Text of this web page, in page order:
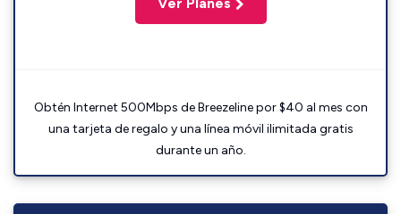
Obtén Internet 500Mbps de Breezeline por $40 al mes con
una tarjeta de regalo y una línea móvil ilimitada gratis
durante un año.